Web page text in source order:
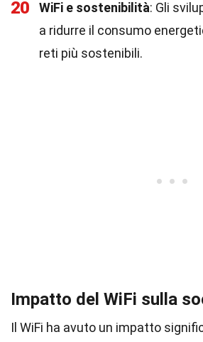
20 WiFi e sostenibilità: Gli
a ridurre il consumo
reti più sostenibili.
Impatto del WiFi sulla
Il WiFi ha avuto un impatto